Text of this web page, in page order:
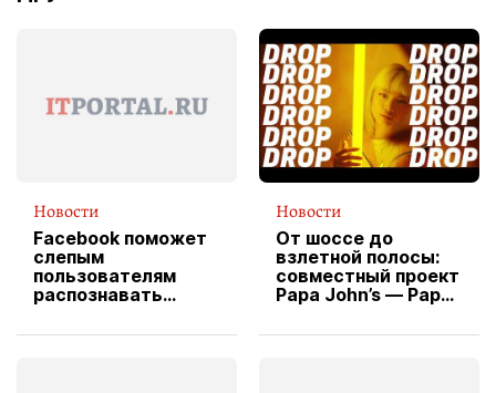
Новости
Facebook поможет
слепым
пользователям
распознавать
Новости
От шоссе до
взлетной полосы:
совместный проект
Papa John’s — Papa
вводит